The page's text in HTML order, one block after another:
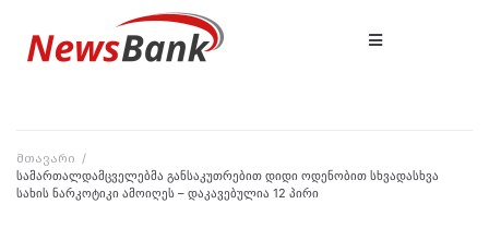
მთავარი /
სამართალდამცველებმა განსაკუთრებით დიდი ოდენობით სხვადასხვა
სახის ნარკოტიკი ამოიღეს – დაკავებულია 12 პირი